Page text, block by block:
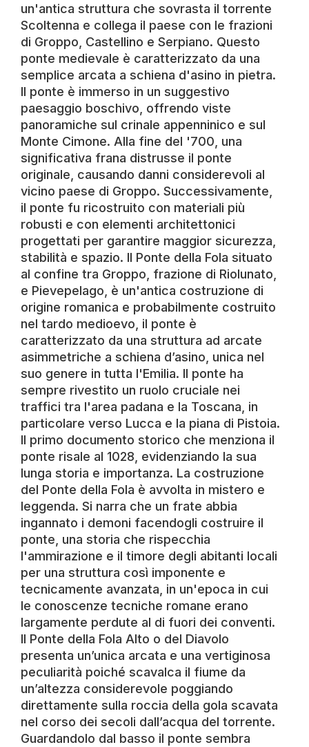
un'antica struttura che sovrasta il torrente
Scoltenna e collega il paese con le frazioni
di Groppo, Castellino e Serpiano. Questo
ponte medievale è caratterizzato da una
semplice arcata a schiena d'asino in pietra.
Il ponte è immerso in un suggestivo
paesaggio boschivo, offrendo viste
panoramiche sul crinale appenninico e sul
Monte Cimone. Alla fine del '700, una
significativa frana distrusse il ponte
originale, causando danni considerevoli al
vicino paese di Groppo. Successivamente,
il ponte fu ricostruito con materiali più
robusti e con elementi architettonici
progettati per garantire maggior sicurezza,
stabilità e spazio. Il Ponte della Fola situato
al confine tra Groppo, frazione di Riolunato,
e Pievepelago, è un'antica costruzione di
origine romanica e probabilmente costruito
nel tardo medioevo, il ponte è
caratterizzato da una struttura ad arcate
asimmetriche a schiena d’asino, unica nel
suo genere in tutta l'Emilia. Il ponte ha
sempre rivestito un ruolo cruciale nei
traffici tra l'area padana e la Toscana, in
particolare verso Lucca e la piana di Pistoia.
Il primo documento storico che menziona il
ponte risale al 1028, evidenziando la sua
lunga storia e importanza. La costruzione
del Ponte della Fola è avvolta in mistero e
leggenda. Si narra che un frate abbia
ingannato i demoni facendogli costruire il
ponte, una storia che rispecchia
l'ammirazione e il timore degli abitanti locali
per una struttura così imponente e
tecnicamente avanzata, in un'epoca in cui
le conoscenze tecniche romane erano
largamente perdute al di fuori dei conventi.
Il Ponte della Fola Alto o del Diavolo
presenta un’unica arcata e una vertiginosa
peculiarità poiché scavalca il fiume da
un’altezza considerevole poggiando
direttamente sulla roccia della gola scavata
nel corso dei secoli dall’acqua del torrente.
Guardandolo dal basso il ponte sembra